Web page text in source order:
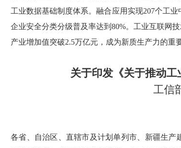
工业数据基础制度体系。融合应用实现207个工
企业安全分类分级普及率达到80%。工业互联网
产业增加值突破2.5万亿元，成为新质生产力的重
关于印发《关于推动
工信
各省、自治区、直辖市及计划单列市、新疆生